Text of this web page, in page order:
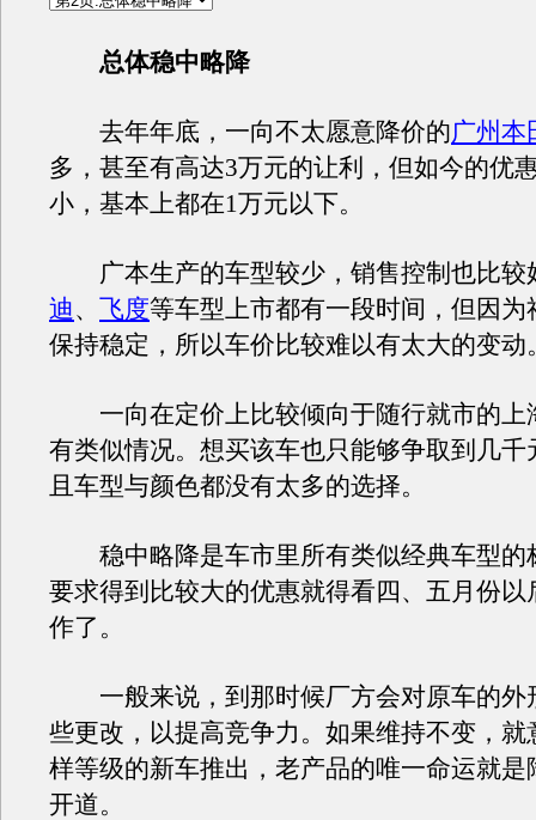
总体稳中略降
去年年底，一向不太愿意降价的广州本
多，甚至有高达3万元的让利，但如今的优
小，基本上都在1万元以下。
广本生产的车型较少，销售控制也比较
迪、 飞度等车型上市都有一段时间，但因为
保持稳定，所以车价比较难以有太大的变动
一向在定价上比较倾向于随行就市的上
有类似情况。想买该车也只能够争取到几千
且车型与颜色都没有太多的选择。
稳中略降是车市里所有类似经典车型的
要求得到比较大的优惠就得看四、五月份以
作了。
一般来说，到那时候厂方会对原车的外
些更改，以提高竞争力。如果维持不变，就
样等级的新车推出，老产品的唯一命运就是
开道。